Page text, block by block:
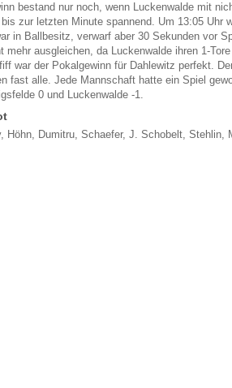
bestand nur noch, wenn Luckenwalde mit
zur letzten Minute spannend. Um 13:05 Uhr
in Ballbesitz, verwarf aber 30 Sekunden vor
mehr ausgleichen, da Luckenwalde ihren 1-
war der Pokalgewinn für Dahlewitz perfekt.
fast alle. Jede Mannschaft hatte ein Spiel
0 und Luckenwalde -1.
Höhn, Dumitru, Schaefer, J. Schobelt,